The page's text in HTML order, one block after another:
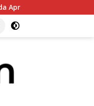
Provinsi Bengkulu